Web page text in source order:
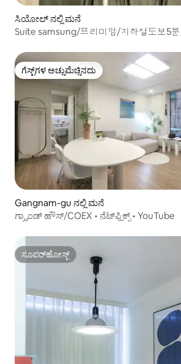
ಸಿಯೋಲ್ ನಲ್ಲಿ ಮನೆ
Suite samsung/프리미엄/지하철도보5
ಗೆಸ್ಟ್‌ಗಳ ಅಚ್ಚುಮೆಚ್ಚಿನದು
ಗೆಸ್ಟ್‌ಗಳ ಅಚ್ಚುಮೆಚ್ಚಿನದು
Gangnam-gu ನಲ್ಲಿ ಮನೆ
ಗ್ರ್ಯಾಂಡ್ ಹೌಸ್/COEX • ನೆಟ್‌ಫ್ಲಿಕ್ಸ್ • YouTube
ಸೂಪರ್‌ಹೋಸ್ಟ್
ಸೂಪರ್‌ಹೋಸ್ಟ್